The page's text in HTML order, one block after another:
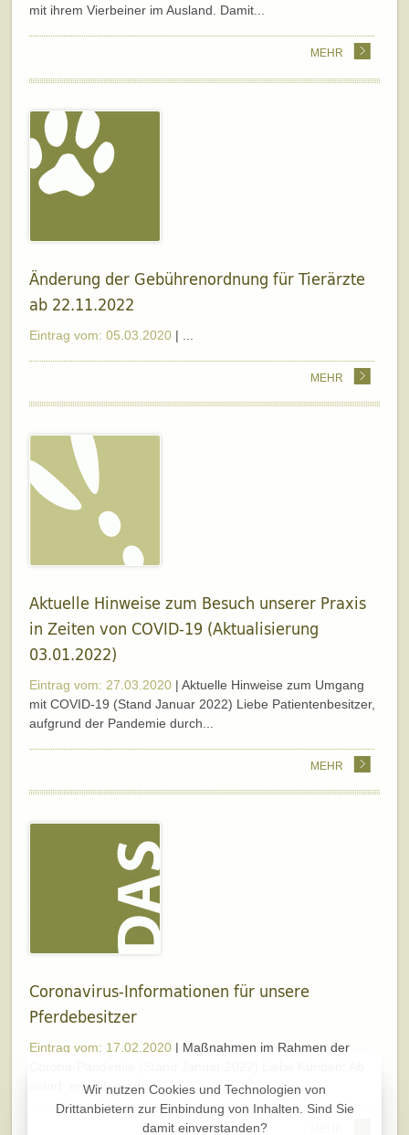
mit ihrem Vierbeiner im Ausland. Damit...
MEHR
Änderung der Gebührenordnung für Tierärzte
ab 22.11.2022
Eintrag vom: 05.03.2020 | ...
MEHR
Aktuelle Hinweise zum Besuch unserer Praxis
in Zeiten von COVID-19 (Aktualisierung
03.01.2022)
Eintrag vom: 27.03.2020 | Aktuelle Hinweise zum Umgang
mit COVID-19 (Stand Januar 2022) Liebe Patientenbesitzer,
aufgrund der Pandemie durch...
MEHR
Coronavirus-Informationen für unsere
Pferdebesitzer
Eintrag vom: 17.02.2020 | Maßnahmen im Rahmen der
sofort ergreifen wir...
Wir nutzen Cookies und Technologien von
Drittanbietern zur Einbindung von Inhalten. Sind Sie
damit einverstanden?